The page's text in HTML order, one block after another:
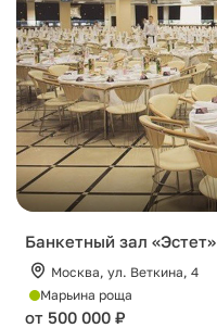
Банкетный зал «Эстет»
Москва, ул. Веткина, 4
Марьина роща
от 500 000 ₽